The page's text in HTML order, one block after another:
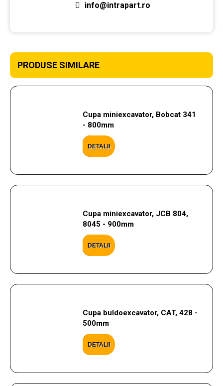
info@intrapart.ro
PRODUSE SIMILARE
Cupa miniexcavator, Bobcat 341
- 800mm
DETALII
Cupa miniexcavator, JCB 804,
8045 - 900mm
DETALII
Cupa buldoexcavator, CAT, 428 -
500mm
DETALII